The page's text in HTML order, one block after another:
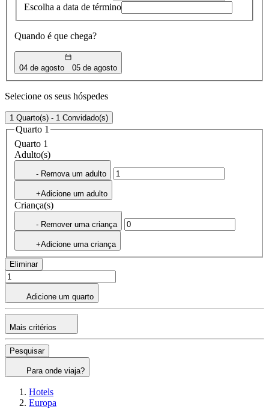
Escolha a data de término
Quando é que chega?
04 de agosto 05 de agosto
Selecione os seus hóspedes
1 Quarto(s) - 1 Convidado(s)
Quarto 1
Quarto 1
Adulto(s)
- Remova um adulto
+Adicione um adulto
Criança(s)
- Remover uma criança
+Adicione uma criança
Eliminar
Adicione um quarto
Mais critérios
Pesquisar
Para onde viaja?
Hotels
Europa